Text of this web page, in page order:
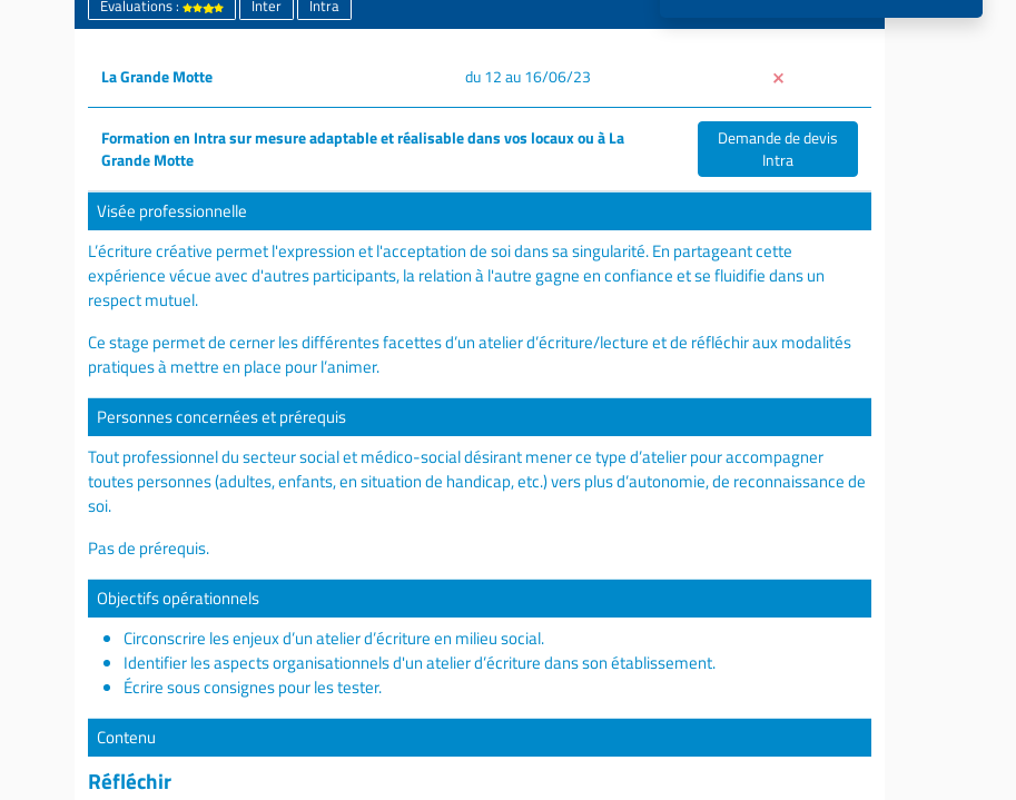
Évaluations : Inter Intra
La Grande Motte du 12 au 16/06/23
Formation en Intra sur mesure adaptable et réalisable dans vos locaux ou à La
Grande Motte
Demande de devis
Intra
Visée professionnelle
L’écriture créative permet l'expression et l'acceptation de soi dans sa singularité. En partageant cette
expérience vécue avec d'autres participants, la relation à l'autre gagne en confiance et se fluidifie dans un
respect mutuel.
Ce stage permet de cerner les différentes facettes d’un atelier d’écriture/lecture et de réfléchir aux modalités
pratiques à mettre en place pour l’animer.
Personnes concernées et prérequis
Tout professionnel du secteur social et médico-social désirant mener ce type d’atelier pour accompagner
toutes personnes (adultes, enfants, en situation de handicap, etc.) vers plus d’autonomie, de reconnaissance de
soi.
Pas de prérequis.
Objectifs opérationnels
Circonscrire les enjeux d’un atelier d’écriture en milieu social.
Identifier les aspects organisationnels d'un atelier d’écriture dans son établissement.
Écrire sous consignes pour les tester.
Contenu
Réfléchir